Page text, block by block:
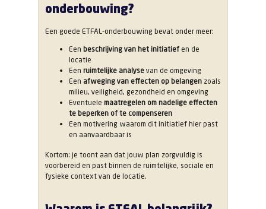
onderbouwing?
Een goede ETFAL-onderbouwing bevat onder meer:
Een beschrijving van het initiatief en de
locatie
Een ruimtelijke analyse van de omgeving
Een afweging van effecten op belangen zoals
milieu, veiligheid, gezondheid en omgeving
Eventuele maatregelen om nadelige effecten
te beperken of te compenseren
Een motivering waarom dit initiatief hier past
en aanvaardbaar is
Kortom: je toont aan dat jouw plan zorgvuldig is
voorbereid en past binnen de ruimtelijke, sociale en
fysieke context van de locatie.